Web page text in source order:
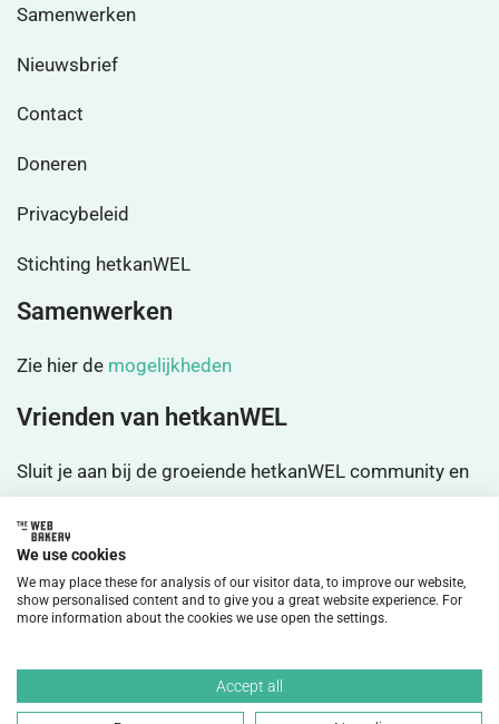
Samenwerken
Nieuwsbrief
Contact
Doneren
Privacybeleid
Stichting hetkanWEL
Samenwerken
Zie hier de mogelijkheden
Vrienden van hetkanWEL
Sluit je aan bij de groeiende hetkanWEL community en
©2026 HetkanWEL Alle rechten voorbehouden.
Disclaimer
We use cookies
We may place these for analysis of our visitor data, to improve our website,
show personalised content and to give you a great website experience. For
more information about the cookies we use open the settings.
Accept all